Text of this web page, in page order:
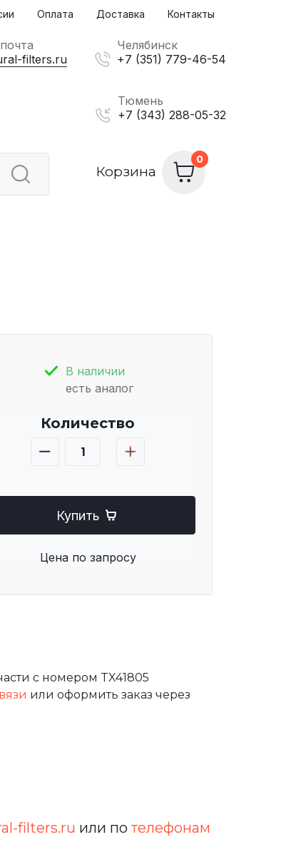
Корзина
Оплата Доставка Контакты
filters.ru
Челябинск
+7 (351) 779-46-54
Тюмень
+7 (343) 288-05-32
В наличии
есть аналог
Количество
Купить
Цена по запросу
с номером TX41805
или оформить заказ через
filters.ru или потелефонам